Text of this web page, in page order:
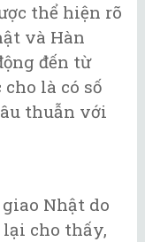
thể hiện rõ
và Hàn
đến từ
là có số
thuẫn với
Nhật do
lại cho thấy,